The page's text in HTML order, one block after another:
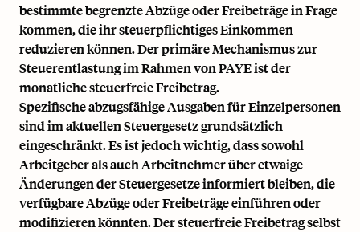
bestimmte begrenzte Abzüge oder Freibeträge in Frage
kommen, die ihr steuerpflichtiges Einkommen
reduzieren können. Der primäre Mechanismus zur
Steuerentlastung im Rahmen von PAYE ist der
monatliche steuerfreie Freibetrag.
Spezifische abzugsfähige Ausgaben für Einzelpersonen
sind im aktuellen Steuergesetz grundsätzlich
eingeschränkt. Es ist jedoch wichtig, dass sowohl
Arbeitgeber als auch Arbeitnehmer über etwaige
Änderungen der Steuergesetze informiert bleiben, die
verfügbare Abzüge oder Freibeträge einführen oder
modifizieren könnten. Der steuerfreie Freibetrag selbst